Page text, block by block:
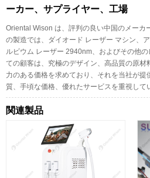
ーカー、サプライヤー、工場
Oriental Wison は、評判の良い中国のメーカ
の製造では、ダイオード レーザー マシン、
ルビウム レーザー 2940nm、およびその他
ての顧客は、究極のデザイン、高品質の原
力のある価格を求めており、それを当社が提
質、手頃な価格、優れたサービスを重視して
関連製品